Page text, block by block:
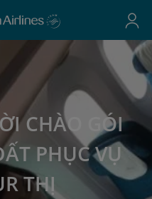
CHÀO GÓI
PHỤC VỤ
THỊ